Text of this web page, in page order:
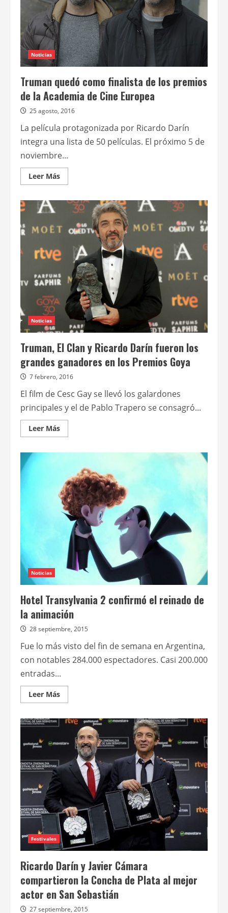
Noticias
Truman quedó como finalista de los premios
de la Academia de Cine Europea
25 agosto, 2016
La película protagonizada por Ricardo Darín
integra una lista de 50 películas. El próximo 5 de
noviembre...
Leer MásLeer
más
Truman
quedó
finalista
de
premios
de
la
Academia
de
Cine
Europea
Noticias
Truman, El Clan y Ricardo Darín fueron los
grandes ganadores en los Premios Goya
7 febrero, 2016
El film de Cesc Gay se llevó los galardones
principales y el de Pablo Trapero se consagró...
Leer MásLeer
más
Ricardo
Darín
fueron
los
grandes
ganadores
Premios
Goya
Noticias
Hotel Transylvania 2 confirmó el reinado de
la animación
28 septiembre, 2015
Fue lo más visto del fin de semana en Argentina,
con notables 284.000 espectadores. Casi 200.000
entradas...
Leer MásLeer
más
Hotel
Transylvania
confirmó
reinado
de
la
animación
Festivales
Ricardo Darín y Javier Cámara
compartieron la Concha de Plata al mejor
actor en San Sebastián
27 septiembre, 2015